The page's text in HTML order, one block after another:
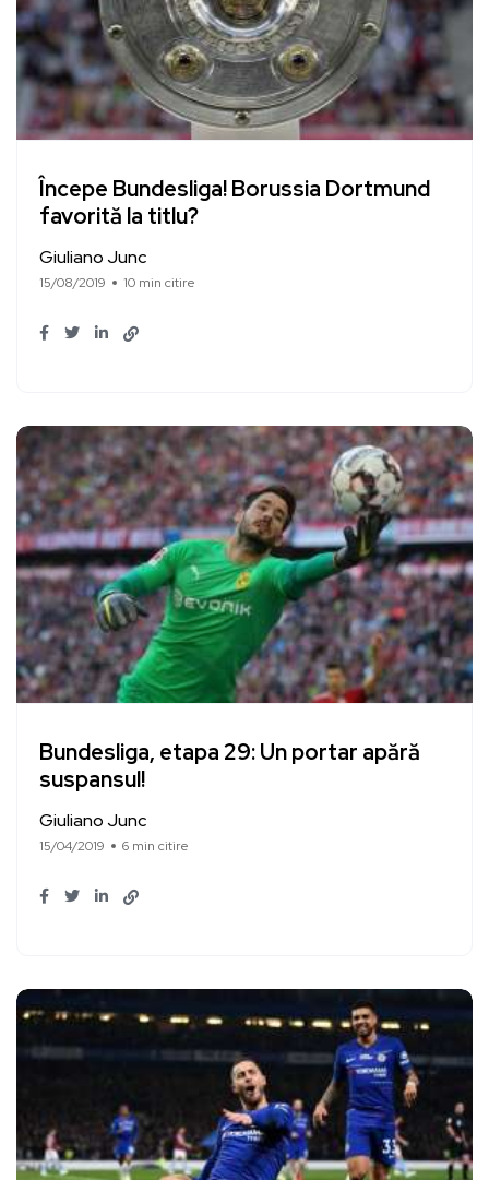
Începe Bundesliga! Borussia Dortmund
favorită la titlu?
Giuliano Junc
15/08/2019 10 min citire
Bundesliga, etapa 29: Un portar apără
suspansul!
Giuliano Junc
15/04/2019 6 min citire